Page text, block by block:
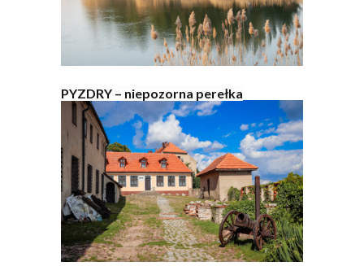
PYZDRY – niepozorna perełka